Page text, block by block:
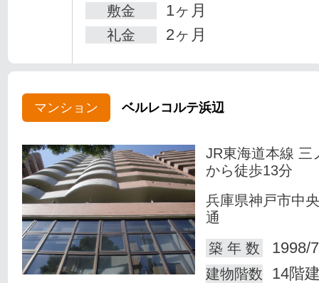
敷金 1ヶ月
礼金 2ヶ月
マンション ベルレコルテ浜辺
JR東海道本線 三
から徒歩13分
兵庫県神戸市中
通
築 年 数
1998/
建物階数 14階